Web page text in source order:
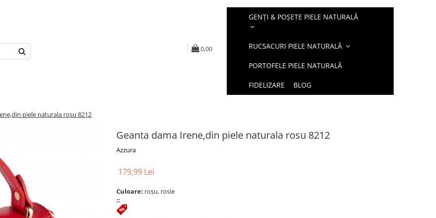
0,00
GENȚI & POȘETE PIELE NATURALĂ
RUCSACURI PIELE NATURALĂ
PORTOFELE PIELE NATURALĂ
FIDELIZARE BLOG
piele naturala rosu 8212
Geanta dama Irene,din piele naturala rosu 8212
Azzura
179,99 Lei
Culoare: roșu, rosie
::